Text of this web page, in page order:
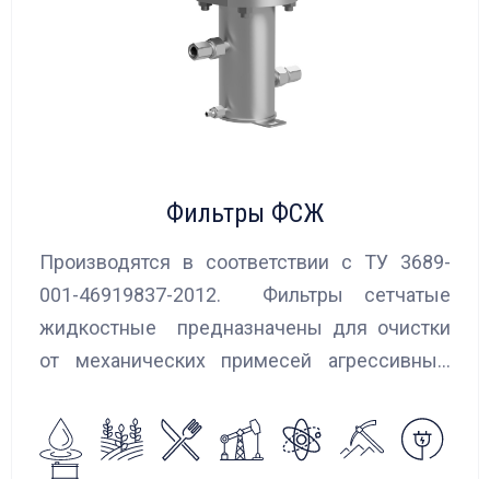
Фильтры ФСЖ
Производятся в соответствии с ТУ 3689-
001-46919837-2012. Фильтры сетчатые
жидкостные предназначены для очистки
от механических примесей агрессивных,
и суспензий. Фильтры устанавливаются
на всасывающих линиях дозировочных